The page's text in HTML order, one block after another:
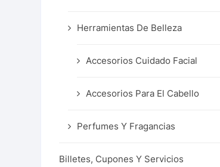
Herramientas De Belleza
Accesorios Cuidado Facial
Accesorios Para El Cabello
Perfumes Y Fragancias
Billetes, Cupones Y Servicios